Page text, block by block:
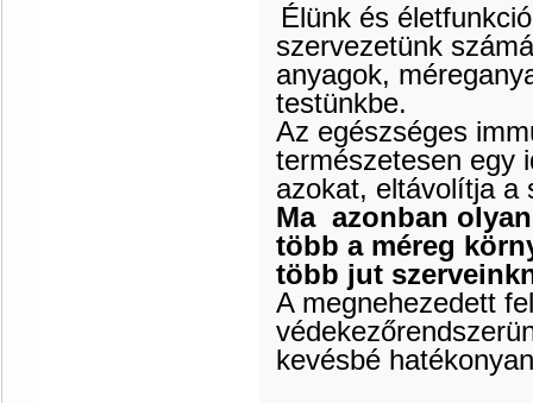
Élünk és
szervezetünk
anyagok,
testünkbe.
Az egészséges
természetesen egy
azokat, eltávolítja a
Ma azonban
több a méreg
több jut
A megnehezedett
kevésbé